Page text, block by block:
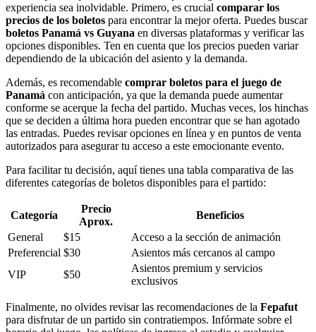
experiencia sea inolvidable. Primero, es crucial comparar los
precios de los boletos para encontrar la mejor oferta. Puedes buscar
boletos Panamá vs Guyana en diversas plataformas y verificar las
opciones disponibles. Ten en cuenta que los precios pueden variar
dependiendo de la ubicación del asiento y la demanda.
Además, es recomendable comprar boletos para el juego de
Panamá con anticipación, ya que la demanda puede aumentar
conforme se acerque la fecha del partido. Muchas veces, los hinchas
que se deciden a última hora pueden encontrar que se han agotado
las entradas. Puedes revisar opciones en línea y en puntos de venta
autorizados para asegurar tu acceso a este emocionante evento.
Para facilitar tu decisión, aquí tienes una tabla comparativa de las
diferentes categorías de boletos disponibles para el partido:
Categoría
Precio
Aprox.
Beneficios
General
$15
Acceso a la sección de animación
Preferencial $30
Asientos más cercanos al campo
VIP
$50
Asientos premium y servicios
exclusivos
Finalmente, no olvides revisar las recomendaciones de la Fepafut
para disfrutar de un partido sin contratiempos. Infórmate sobre el